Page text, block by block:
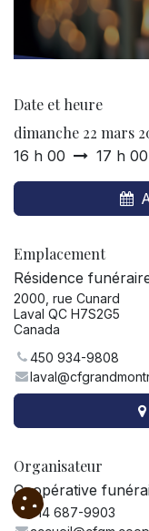
Date et heure
dimanche 22 mars
16 h 00 17 h 00
Emplacement
Résidence
2000, rue Cunard
Laval QC H7S2G5
Canada
450 934-9808
Organisateur
Coopérative
514 687-9903